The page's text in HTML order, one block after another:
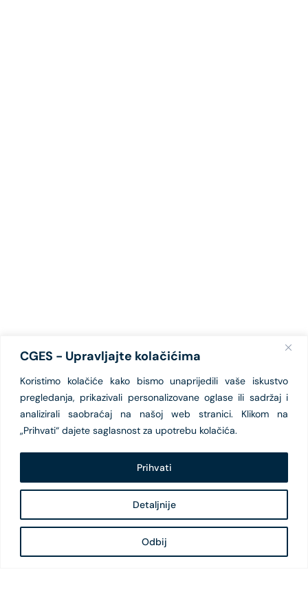
CGES - Upravljajte kolačićima
Koristimo kolačiće kako bismo unaprijedili vaše iskustvo
pregledanja, prikazivali personalizovane oglase ili sadržaj i
analizirali saobraćaj na našoj web stranici. Klikom na
„Prihvati“ dajete saglasnost za upotrebu kolačića.
Detaljnije
Odbij
Prihvati